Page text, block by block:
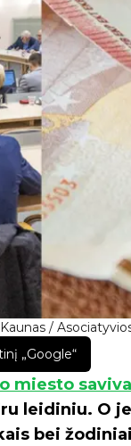
/
„Google“
miesto
leidiniu. O
bei